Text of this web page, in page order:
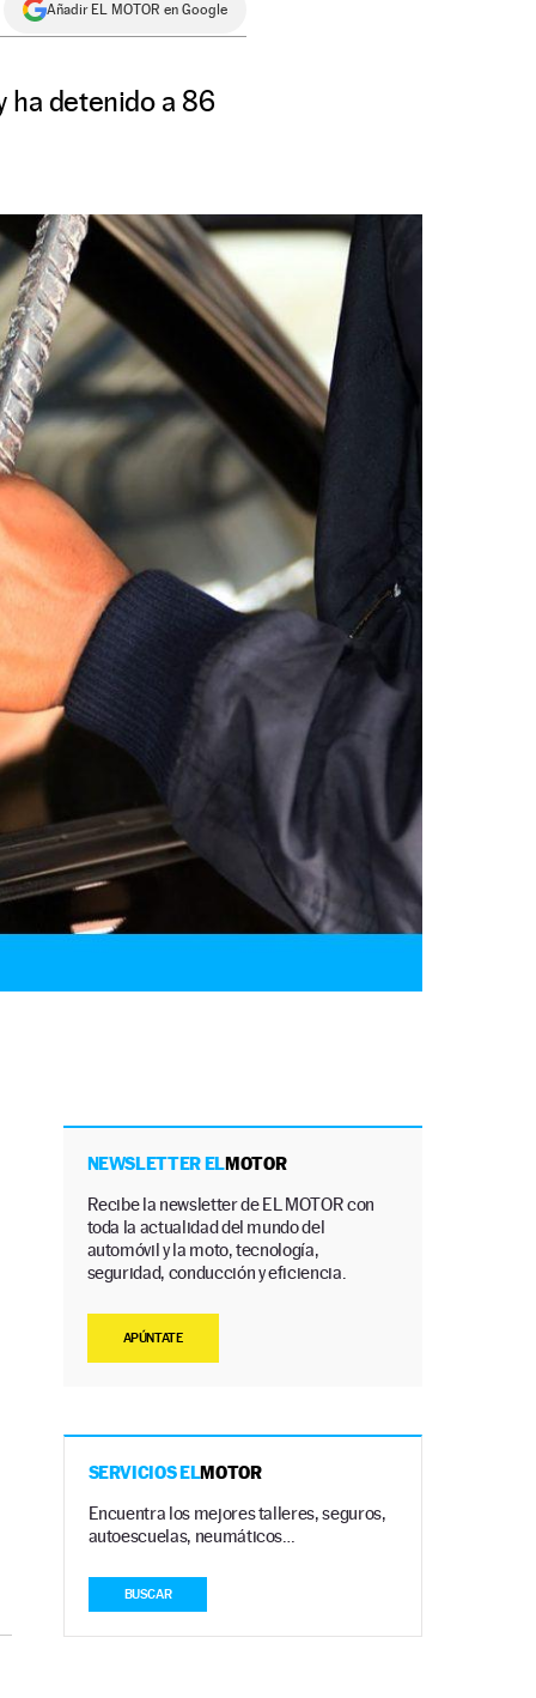
Añadir EL MOTOR en Google
ha detenido a 86
NEWSLETTER ELMOTOR
Recibe la newsletter de EL MOTOR con
toda la actualidad del mundo del
automóvil y la moto, tecnología,
seguridad, conducción y eficiencia.
APÚNTATE
SERVICIOS ELMOTOR
Encuentra los mejores talleres, seguros,
autoescuelas, neumáticos…
BUSCAR